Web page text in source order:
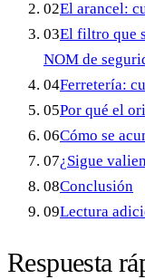
02El arancel:
03El filtro que
NOM de
04Ferretería:
05Por qué el
06Cómo se
07¿Sigue
08Conclusión
09Lectura
Respuesta